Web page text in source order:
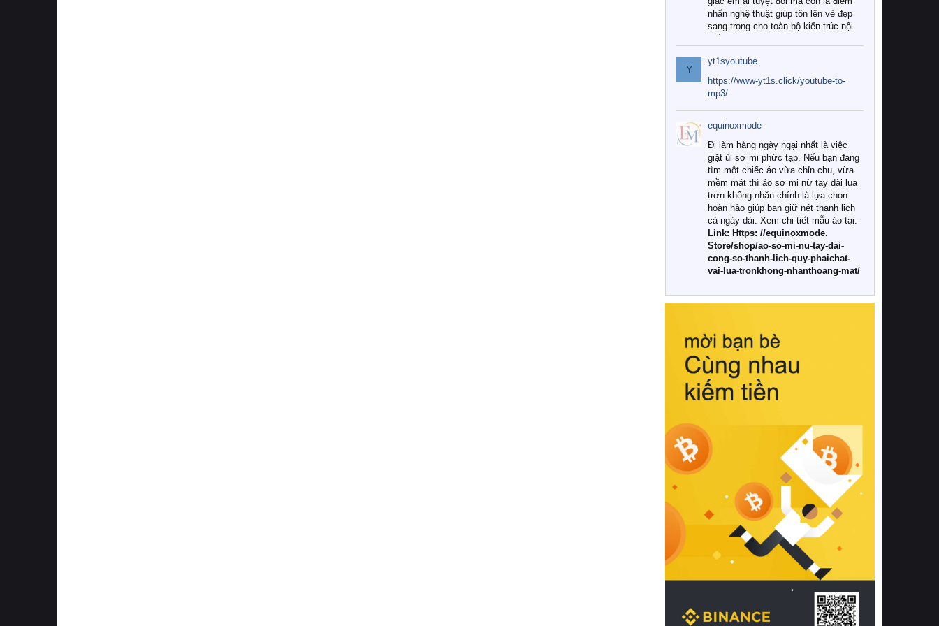
nhấn nghệ thuật giúp tôn lên vẻ đẹp
sang trọng cho toàn bộ kiến trúc nội
Tuy nhiên, giữa thị trường đa dạng
với vô vàn thương hiệu và mẫu mã
như hiện nay, làm thế nào để chọn
được những bộ chăn ga gối đệm cao
cấp thực sự chất lượng, phù hợp với
khí hậu và nhu cầu sử dụng của gia
đình? Hãy cùng chúng tôi đi tìm lời
giải đáp chi tiết qua bài viết dưới đây.
1. Tại sao các gia đình hiện đại lại ưa
chuộng chăn ga gối đệm cao cấp?
Khác với các dòng sản phẩm thông
thường, những bộ chăn ga gối đệm
cao cấp trải qua quy trình sản xuất
nghiêm ngặt từ khâu chọn lọc nguyên
liệu tự nhiên đến công nghệ dệt
nhuộm hiện đại không chứa hóa chất
này, bạn sẽ cảm nhận rõ rệt sự khác
hồi chuẩn xác của phần đệm nâng đỡ
cột sống.
Bên cạnh đó, việc lựa chọn các dòng
sản phẩm đạt chuẩn chất lượng quốc
tế còn giúp ngăn ngừa tình trạng kích
khuẩn và nấm mốc trong điều kiện
thời tiết nóng ẩm. Bạn có thể tìm hiểu
thêm các nghiên cứu khoa học về tác
động của giấc ngủ và môi trường
phòng ngủ đối với sức khỏe con
người tại Sleep Foundation (External
Link) để có cái nhìn toàn diện hơn.
2. Các tiêu chí vàng khi lựa chọn
chăn ga gối đệm cao cấp cho phòng
ngủ
Để sở hữu một bộ chăn ga gối đệm
cao cấp hoàn hảo cả về thẩm mỹ lẫn
công năng, người tiêu dùng cần cân
nhắc kỹ lưỡng các tiêu chí quan trọng
Y
yt1syoutube
https://www-yt1s.click/youtube-to-
mp3/
equinoxmode
Đi làm hàng ngày ngại nhất là việc
giặt ủi sơ mi phức tạp. Nếu bạn đang
tìm một chiếc áo vừa chỉn chu, vừa
mềm mát thì áo sơ mi nữ tay dài lụa
trơn không nhăn chính là lựa chọn
hoàn hảo giúp bạn giữ nét thanh lịch
cả ngày dài. Xem chi tiết mẫu áo tại:
Link: Https: //equinoxmode.
Store/shop/ao-so-mi-nu-tay-dai-
cong-so-thanh-lich-quy-phaichat-
vai-lua-tronkhong-nhanthoang-mat/